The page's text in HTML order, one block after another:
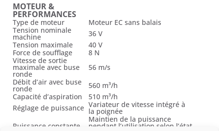
MOTEUR &
PERFORMANCES
Type de moteur
Moteur EC sans balais
Tension nominale
machine
36 V
Tension maximale
40 V
Force de soufflage
8 N
Vitesse de sortie
maximale avec buse
ronde
56 m/s
Débit d’air avec buse
ronde
560 m³/h
Capacité d’aspiration
510 m³/h
Réglage de puissance Variateur de vitesse intégré à
la poignée
Puissance constante
Maintien de la puissance
pendant l’utilisation selon l’état